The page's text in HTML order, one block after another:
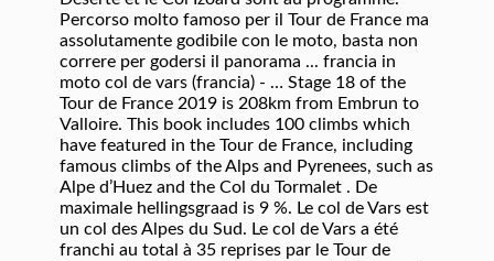
Percorso molto famoso per il Tour de France ma
assolutamente godibile con le moto, basta non
correre per godersi il panorama ... francia in
moto col de vars (francia) - … Stage 18 of the
Tour de France 2019 is 208km from Embrun to
Valloire. This book includes 100 climbs which
have featured in the Tour de France, including
famous climbs of the Alps and Pyrenees, such as
Alpe d’Huez and the Col du Tormalet . De
maximale hellingsgraad is 9 %. Le col de Vars est
un col des Alpes du Sud. Le col de Vars a été
franchi au total à 35 reprises par le Tour de